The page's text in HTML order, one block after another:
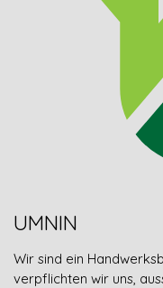
UMNIN
Wir sind ein
verpflichten wir uns,